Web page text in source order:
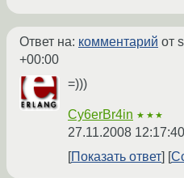
Ответ на: комментарий от
+00:00
=)))
Cy6erBr4in ★★★
27.11.2008
Показать ответ